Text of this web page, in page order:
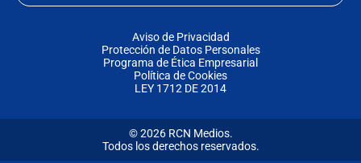
Aviso de Privacidad
Protección de Datos Personales
Programa de Ética Empresarial
Política de Cookies
LEY 1712 DE 2014
© 2026 RCN Medios.
Todos los derechos reservados.